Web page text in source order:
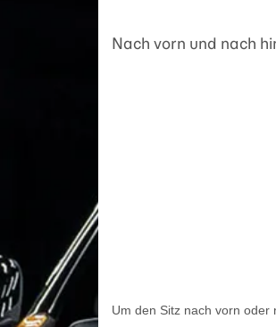
Nach vorn und nach
Um den Sitz nach vorn oder